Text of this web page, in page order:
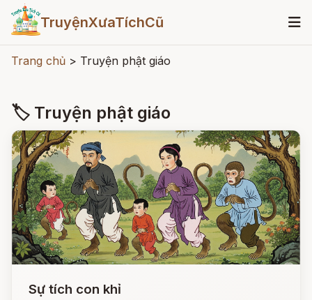
TruyệnXưaTíchCũ
Trang chủ > Truyện phật giáo
🏷 Truyện phật giáo
Sự tích con khỉ